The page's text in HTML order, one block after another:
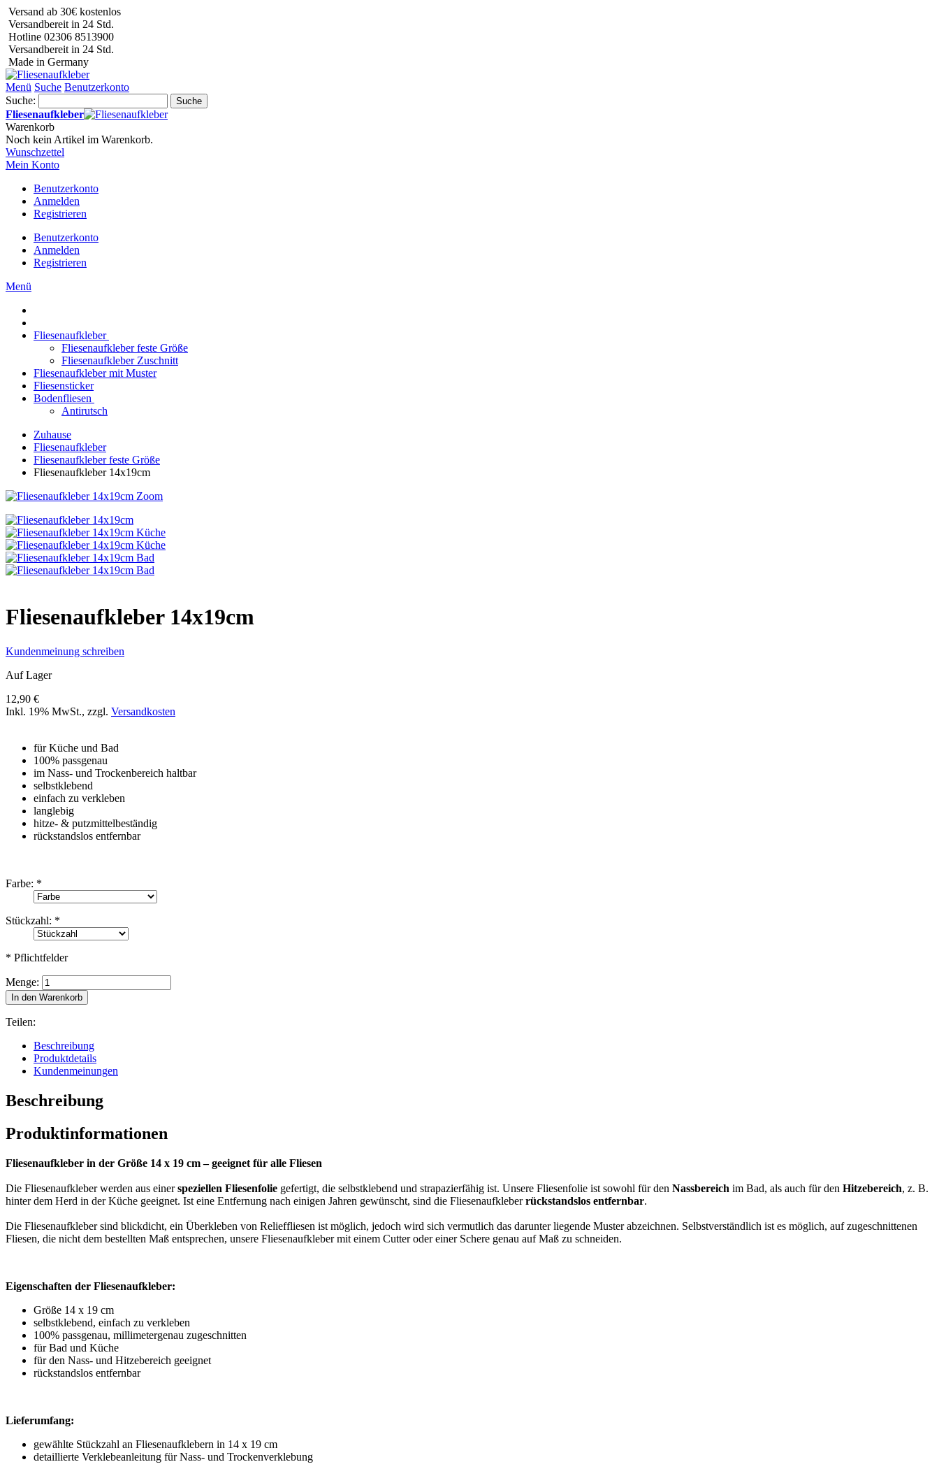
Versand ab 30€ kostenlos
Versandbereit in 24 Std.
Hotline 02306 8513900
Versandbereit in 24 Std.
Made in Germany
Menü Suche Benutzerkonto
Suche:
Suche
Fliesenaufkleber
Warenkorb
Noch kein Artikel im Warenkorb.
Wunschzettel
Mein Konto
Benutzerkonto
Anmelden
Registrieren
Benutzerkonto
Anmelden
Registrieren
Menü
Fliesenaufkleber
Fliesenaufkleber feste Größe
Fliesenaufkleber Zuschnitt
Fliesenaufkleber mit Muster
Fliesensticker
Bodenfliesen
Antirutsch
Zuhause
Fliesenaufkleber
Fliesenaufkleber feste Größe
Fliesenaufkleber 14x19cm
Zoom
Fliesenaufkleber 14x19cm
Kundenmeinung schreiben
Auf Lager
12,90 €
Inkl. 19% MwSt., zzgl. Versandkosten
für Küche und Bad
100% passgenau
im Nass- und Trockenbereich haltbar
selbstklebend
einfach zu verkleben
langlebig
hitze- & putzmittelbeständig
rückstandslos entfernbar
Farbe: *
Stückzahl: *
* Pflichtfelder
Menge:
In den Warenkorb
Teilen:
Beschreibung
Produktdetails
Kundenmeinungen
Beschreibung
Produktinformationen
Fliesenaufkleber in der Größe 14 x 19 cm – geeignet für alle Fliesen
Die Fliesenaufkleber werden aus einerspeziellen Fliesenfolie gefertigt, die selbstklebend und strapazierfähig ist. Unsere Fliesenfolie ist sowohl für den Nassbereich im Bad, als auch für den Hitzebereich, z. B.
hinter dem Herd in der Küche geeignet. Ist eine Entfernung nach einigen Jahren gewünscht, sind die Fliesenaufkleberrückstandslos entfernbar.
Die Fliesenaufkleber sind blickdicht, ein Überkleben von Relieffliesen ist möglich, jedoch wird sich vermutlich das darunter liegende Muster abzeichnen. Selbstverständlich ist es möglich, auf zugeschnittenen
Fliesen, die nicht dem bestellten Maß entsprechen, unsere Fliesenaufkleber mit einem Cutter oder einer Schere genau auf Maß zu schneiden.
Eigenschaften der Fliesenaufkleber:
Größe 14 x 19 cm
selbstklebend, einfach zu verkleben
100% passgenau, millimetergenau zugeschnitten
für Bad und Küche
für den Nass- und Hitzebereich geeignet
rückstandslos entfernbar
Lieferumfang:
gewählte Stückzahl an Fliesenaufklebern in 14 x 19 cm
detaillierte Verklebeanleitung für Nass- und Trockenverklebung